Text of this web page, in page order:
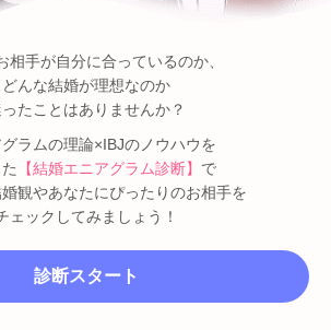
相手が自分に合っているのか、
どんな結婚が理想なのか
たことはありませんか？
ラムの理論×IBJのノウハウを
【結婚エニアグラム診断】 で
観やあなたにぴったりのお相手を
ェックしてみましょう！
診断スタート